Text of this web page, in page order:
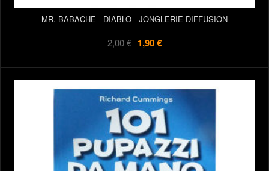
MR. BABACHE - DIABLO - JONGLERIE DIFFUSION
2,00 € 1,90 €